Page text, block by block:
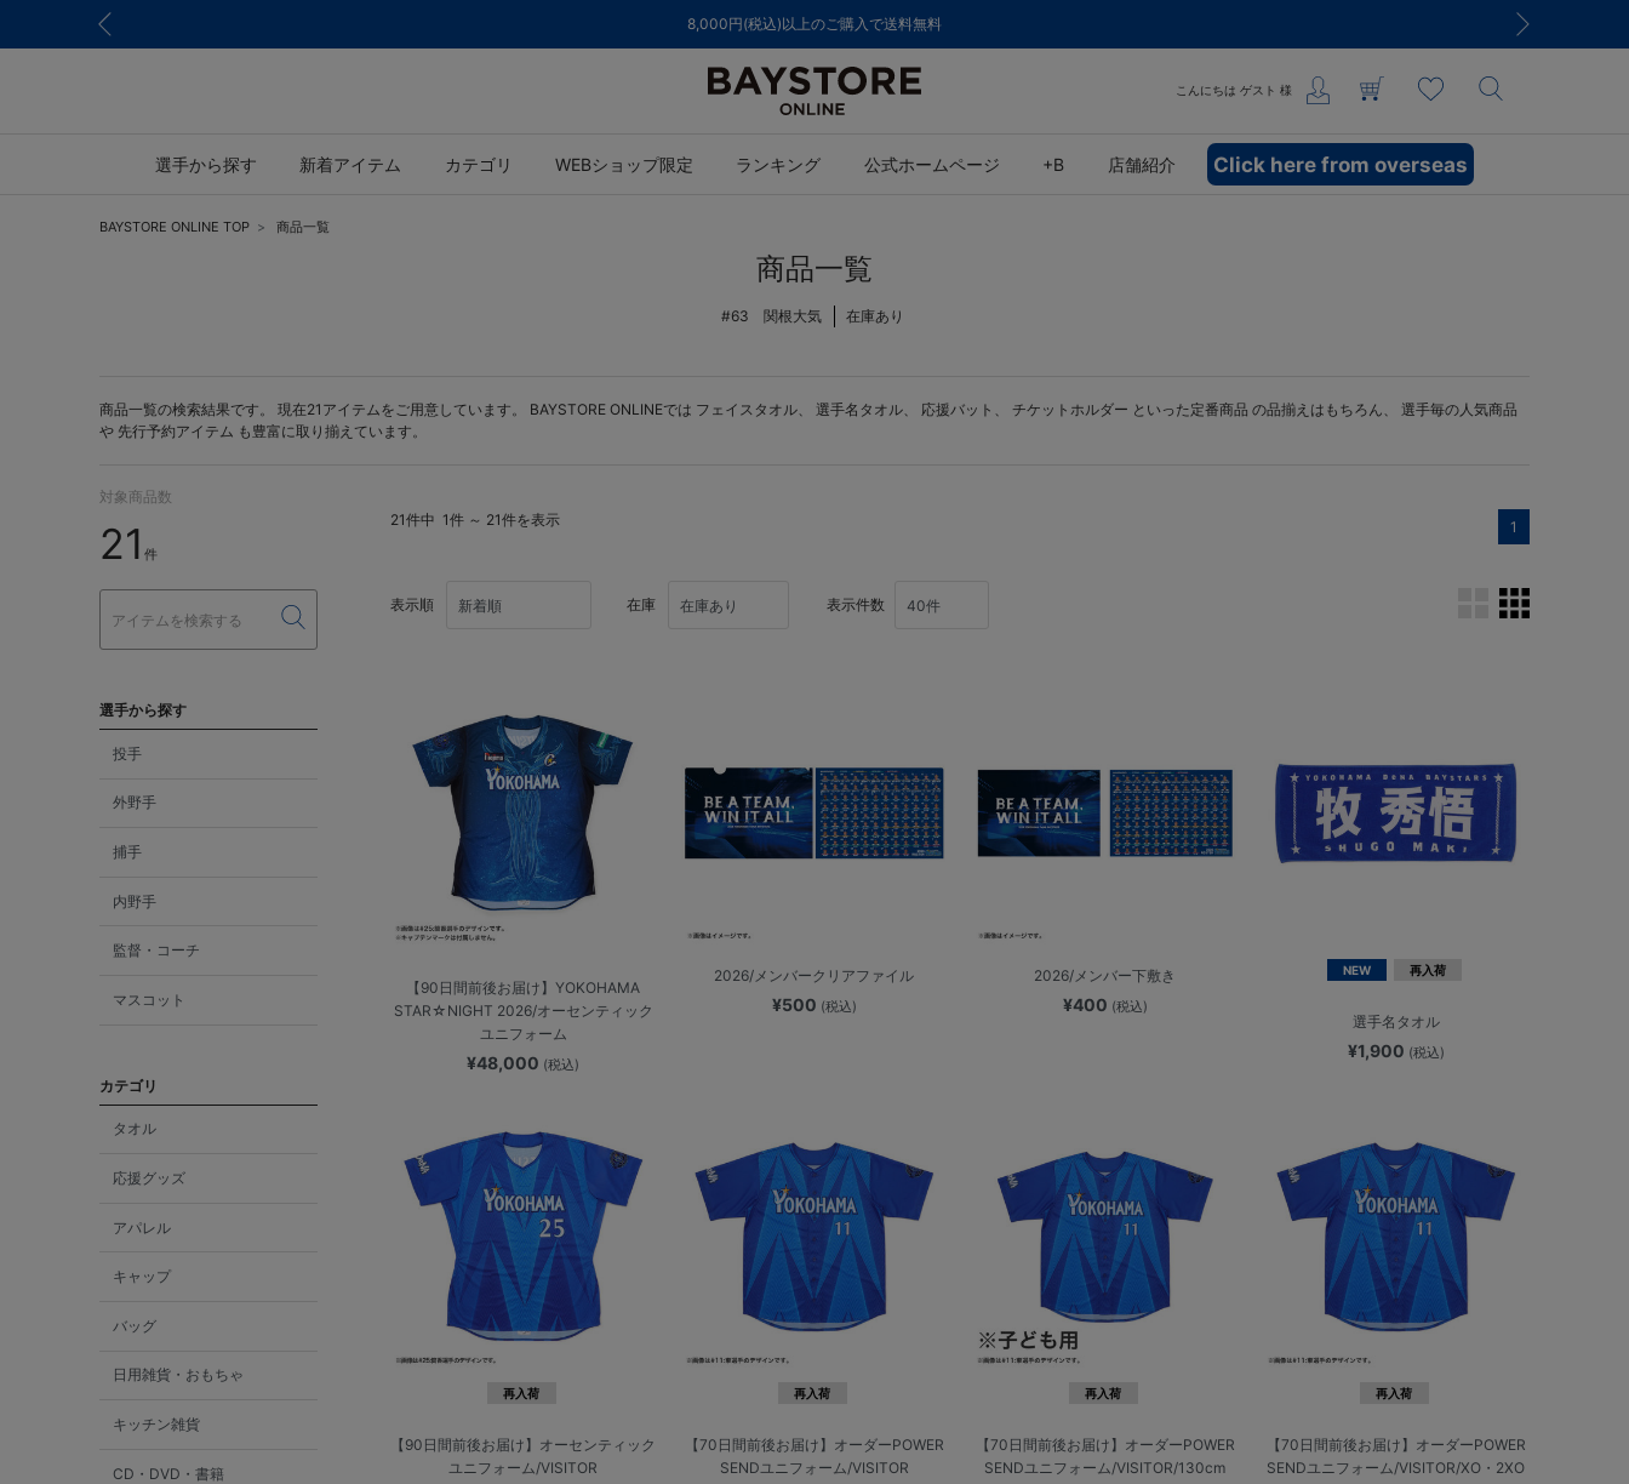
ご注文集中による発送についてのお知らせ
こんにちは ゲスト 様
選手から探す 新着アイテム カテゴリ WEBショップ限定 ランキング 公式ホームページ +B 店舗紹介 Click here from overseas
BAYSTORE ONLINE TOP 商品一覧
商品一覧
#63 関根大気 在庫あり
商品一覧の検索結果です。 現在21アイテムをご用意しています。 BAYSTORE ONLINEでは フェイスタオル、 選手名タオル、 応援バット 、 チケットホルダー といった定番商品 の品揃えはもちろん、 選手毎の人気商品
や 先行予約アイテム も豊富に取り揃えています。
対象商品数
21 件
選手から探す
投手
外野手
捕手
内野手
監督・コーチ
マスコット
カテゴリ
タオル
応援グッズ
アパレル
キャップ
バッグ
日用雑貨・おもちゃ
キッチン雑貨
CD・DVD・書籍
21件中 1件 ～ 21件を表示 1
表示順 在庫 表示件数
【90日間前後お届け】YOKOHAMA
STAR☆NIGHT 2026/オーセンティック
ユニフォーム
¥48,000 (税込)
2026/メンバークリアファイル
¥500 (税込)
2026/メンバー下敷き
¥400 (税込)
NEW 再入荷
選手名タオル
¥1,900 (税込)
再入荷
【90日間前後お届け】オーセンティック
ユニフォーム/VISITOR
再入荷
【70日間前後お届け】オーダーPOWER
SENDユニフォーム/VISITOR
再入荷
【70日間前後お届け】オーダーPOWER
SENDユニフォーム/VISITOR/130cm
再入荷
【70日間前後お届け】オーダーPOWER
SENDユニフォーム/VISITOR/XO・2XO